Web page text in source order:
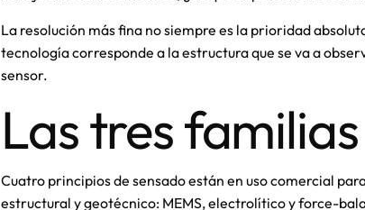
La resolución más fina no siempre es la prioridad
tecnología corresponde a la estructura que se va a
sensor.
Las tres
Cuatro principios de sensado están en uso comercial
estructural y geotécnico: MEMS, electrolítico y force-